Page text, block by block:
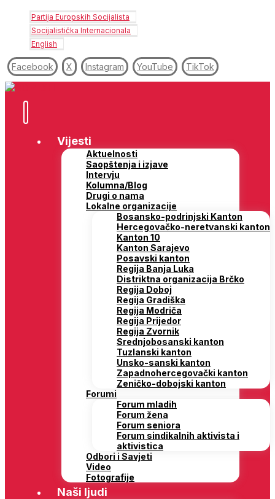
Partija Europskih Socijalista
Socijalistička Internacionala
English
Facebook X Instagram YouTube TikTok
Vijesti
Aktuelnosti
Saopštenja i izjave
Intervju
Kolumna/Blog
Drugi o nama
Lokalne organizacije
Bosansko-podrinjski Kanton
Hercegovačko-neretvanski kanton
Kanton 10
Kanton Sarajevo
Posavski kanton
Regija Banja Luka
Distriktna organizacija Brčko
Regija Doboj
Regija Gradiška
Regija Modriča
Regija Prijedor
Regija Zvornik
Srednjobosanski kanton
Tuzlanski kanton
Unsko-sanski kanton
Zapadnohercegovački kanton
Zeničko-dobojski kanton
Forumi
Forum mladih
Forum žena
Forum seniora
Forum sindikalnih aktivista i
aktivistica
Odbori i Savjeti
Video
Fotografije
Naši ljudi